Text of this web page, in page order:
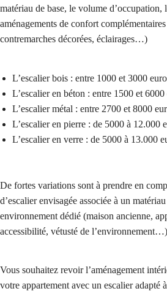
matériau de base, le volume d’occupation,
aménagements de confort
contremarches décorées, éclairages…)
L’escalier bois : entre 1000 et 3000
L’escalier en béton : entre 1500 et 6000
L’escalier métal : entre 2700 et 8000
L’escalier en pierre : de 5000 à 12.000
L’escalier en verre : de 5000 à 13.000
De fortes variations sont à prendre en
d’escalier envisagée associée à un
environnement dédié (maison ancienne,
accessibilité, vétusté de l’environnement…)
Vous souhaitez revoir l’aménagement
votre appartement avec un escalier adapté